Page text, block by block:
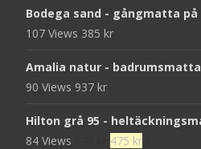
Bodega sand - gångmatta
107 Views 385 kr
Amalia natur - badrumsmatta
90 Views 937 kr
Hilton grå 95 -
84 Views
Det
475 krDet